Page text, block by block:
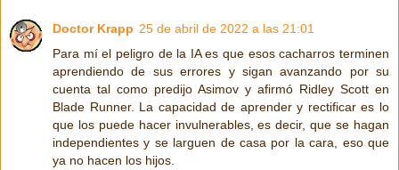
Doctor Krapp 25 de abril de 2022 a las 21:01
Para mí el peligro de la IA es que esos cacharros terminen
aprendiendo de sus errores y sigan avanzando por su
cuenta tal como predijo Asimov y afirmó Ridley Scott en
Blade Runner. La capacidad de aprender y rectificar es lo
que los puede hacer invulnerables, es decir, que se hagan
independientes y se larguen de casa por la cara, eso que
ya no hacen los hijos.